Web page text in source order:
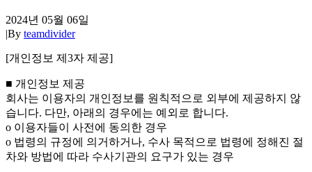
2024년 05월 06일
|By teamdivider
[개인정보 제3자 제공]
■ 개인정보 제공
회사는 이용자의 개인정보를 원칙적으로 외부에 제공하지 않
습니다. 다만, 아래의 경우에는 예외로 합니다.
o 이용자들이 사전에 동의한 경우
o 법령의 규정에 의거하거나, 수사 목적으로 법령에 정해진 절
차와 방법에 따라 수사기관의 요구가 있는 경우